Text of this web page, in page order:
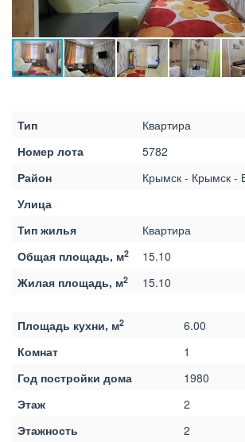
Тип
Квартира
Номер лота
5782
Район
Крымск - Крымск -
Улица
Тип жилья
Квартира
Общая площадь, м2
15.10
Жилая площадь, м2 15.10
Площадь кухни, м2
6.00
Комнат
1
Год постройки дома
1980
Этаж
2
Этажность
2